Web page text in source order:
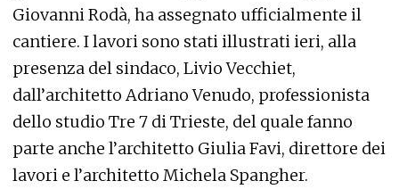
Giovanni Rodà, ha assegnato ufficialmente il
cantiere. I lavori sono stati illustrati ieri, alla
presenza del sindaco, Livio Vecchiet,
dall’architetto Adriano Venudo, professionista
dello studio Tre 7 di Trieste, del quale fanno
parte anche l’architetto Giulia Favi, direttore dei
lavori e l’architetto Michela Spangher.